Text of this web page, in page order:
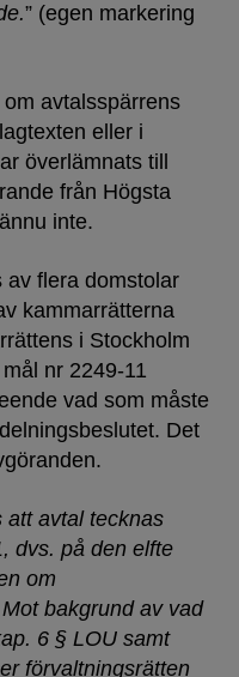
” (egen markering
avtalsspärrens
eller i
överlämnats till
från Högsta
inte.
av flera domstolar
kammarrätterna
i Stockholm
nr 2249-11
vad som måste
Det
att avtal tecknas
dvs. på den elfte
om
bakgrund av vad
6 § LOU samt
förvaltningsrätten